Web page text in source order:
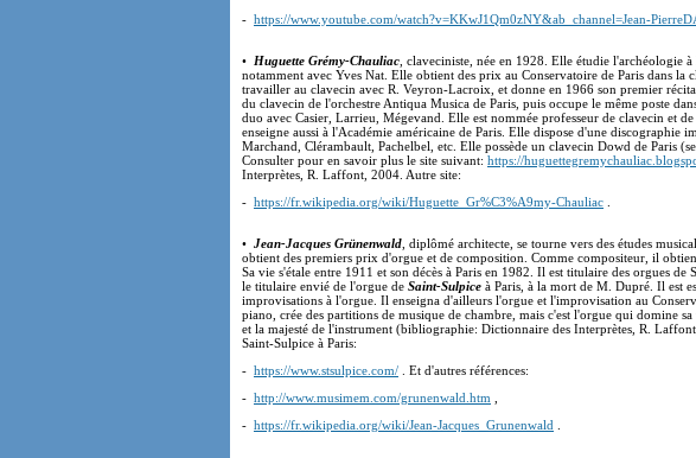
- https://www.youtube.com/watch?v=KKwJ1Qm0zNY&ab_channel=Jean-
• Huguette Grémy-Chauliac , claveciniste, née en 1928. Elle étudie l'archéologie
notamment avec Yves Nat. Elle obtient des prix au Conservatoire de Paris dans la
travailler au clavecin avec R. Veyron-Lacroix, et donne en 1966 son premier
du clavecin de l'orchestre Antiqua Musica de Paris, puis occupe le même poste
duo avec Casier, Larrieu, Mégevand. Elle est nommée professeur de clavecin et
enseigne aussi à l'Académie américaine de Paris. Elle dispose d'une discographie
Marchand, Clérambault, Pachelbel, etc. Elle possède un clavecin Dowd de Paris
Consulter pour en savoir plus le site suivant: https://
Interprètes, R. Laffont, 2004. Autre site:
- https://fr.wikipedia.org/wiki/Huguette_Gr%C3%A9my-Chauliac
• Jean-Jacques Grünenwald , diplômé architecte, se tourne vers des études
obtient des premiers prix d'orgue et de composition. Comme compositeur, il
Sa vie s'étale entre 1911 et son décès à Paris en 1982. Il est titulaire des orgues
le titulaire envié de l'orgue de Saint-Sulpice à Paris, à la mort de M. Dupré. Il est
improvisations à l'orgue. Il enseigna d'ailleurs l'orgue et l'improvisation au
piano, crée des partitions de musique de chambre, mais c'est l'orgue qui domine
et la majesté de l'instrument (bibliographie: Dictionnaire des Interprètes, R.
Saint-Sulpice à Paris:
- https://www.stsulpice.com/ . Et d'autres références:
- http://www.musimem.com/grunenwald.htm
- https://fr.wikipedia.org/wiki/Jean-Jacques_Grunenwald